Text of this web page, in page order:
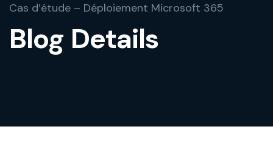
Cas d’étude – Déploiement Microsoft 365
Blog Details